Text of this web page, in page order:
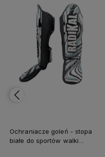
Ochraniacze goleń - stopa
białe do sportów walki